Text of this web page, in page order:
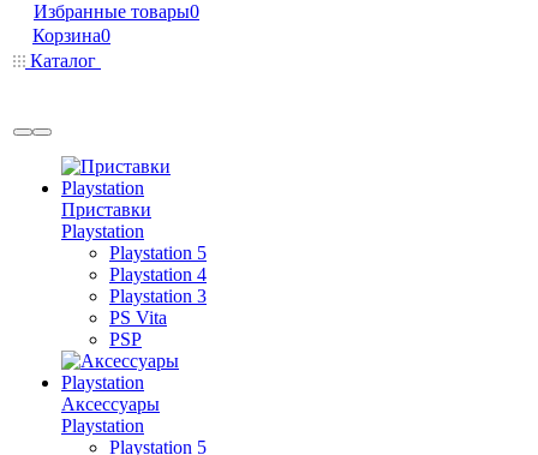
Избранные товары0
Корзина0
Каталог
Приставки
Playstation
Playstation 5
Playstation 4
Playstation 3
PS Vita
PSP
Аксессуары
Playstation
Playstation 5